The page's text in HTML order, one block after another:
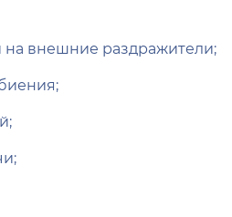
на внешние раздражители;